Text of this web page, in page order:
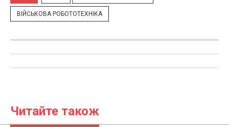
ВІЙСЬКОВА РОБОТОТЕХНІКА
Читайте також